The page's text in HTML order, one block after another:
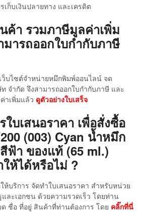
ก็บเงินปลายทาง และเครดิต
ค้า รวมภาษีมูลค่าเพิ่ม
มารถออกใบกำกับภาษี
ว็บไซต์จำหน่ายหมึกพิมพ์ออนไลน์ จด
จำกัด จึงสามารถออกใบกำกับภาษี และ
าเพิ่มแล้ว ดูตัวอย่างใบเสร็จ
บเสนอราคา เพื่อสั่งซื้อ
(003) Cyan น้ำหมึก
ฟ้า ของแท้ (65 ml.)
ห้ได้หรือไม่ ?
ห้บริการ จัดทำใบเสนอราคา สำหรับหน่วย
ละเอกชน ด้วยความรวดเร็ว โดยท่าน
ด ชื่อ ที่อยู่ สินค้าที่ท่านต้องการ โดย คลิ๊กที่นี่